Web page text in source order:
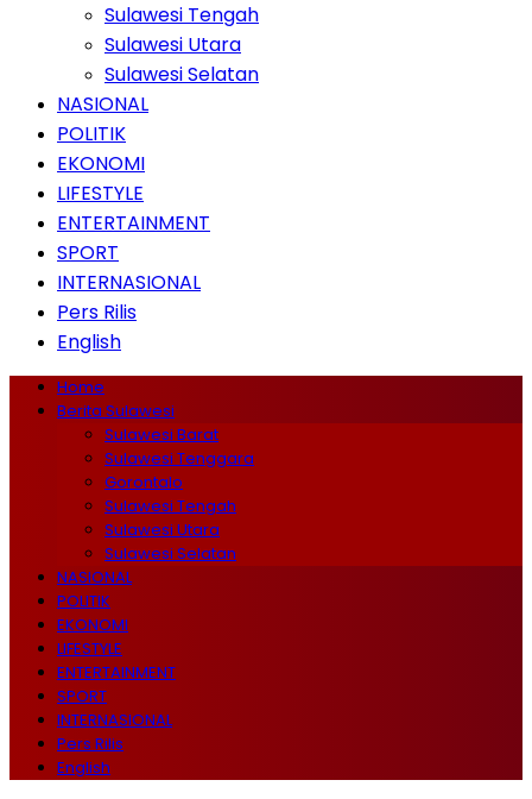
Sulawesi Tengah
Sulawesi Utara
Sulawesi Selatan
NASIONAL
POLITIK
EKONOMI
LIFESTYLE
ENTERTAINMENT
SPORT
INTERNASIONAL
Pers Rilis
English
Home
Berita Sulawesi
Sulawesi Barat
Sulawesi Tenggara
Gorontalo
Sulawesi Tengah
Sulawesi Utara
Sulawesi Selatan
NASIONAL
POLITIK
EKONOMI
LIFESTYLE
ENTERTAINMENT
SPORT
INTERNASIONAL
Pers Rilis
English